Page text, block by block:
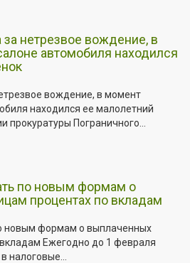
нетрезвое вождение, в
автомобиля находился
вождение, в момент
находился ее малолетний
прокуратуры Пограничного...
по новым формам о
процентах по вкладам
новым формам о выплаченных
Ежегодно до 1 февраля
налоговые...